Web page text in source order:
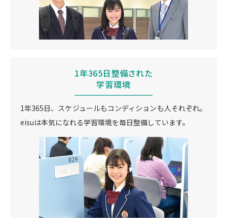
1年365日整備された
学習環境
1年365日、スケジュールもコンディションも人それぞれ。
eisuは本気になれる学習環境を毎日整備しています。